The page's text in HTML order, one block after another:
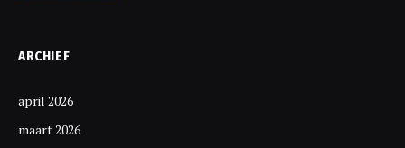
ARCHIEF
april 2026
maart 2026